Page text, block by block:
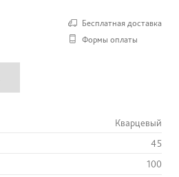
Бесплатная доставка
Формы оплаты
Кварцевый
45
100